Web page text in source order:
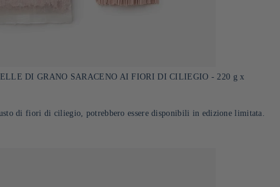
DI GRANO SARACENO AI FIORI DI CILIEGIO - 220 g x
di fiori di ciliegio, potrebbero essere disponibili in edizione limitata.